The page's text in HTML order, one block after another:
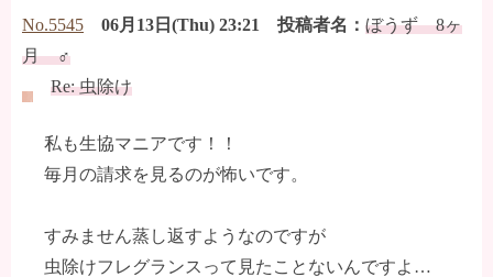
No.5545 06月13日(Thu) 23:21 投稿者名： ぼうず 8ヶ
月 ♂
Re: 虫除け
私も生協マニアです！！
毎月の請求を見るのが怖いです。
すみません蒸し返すようなのですが
虫除けフレグランスって見たことないんですよ…